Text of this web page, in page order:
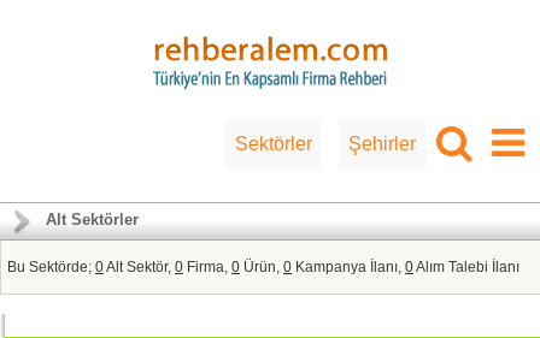
Sektörler Şehirler
Alt Sektörler
Bu Sektörde; 0Alt Sektör, 0 Firma, 0 Ürün, 0 Kampanya İlanı, 0Alım Talebi İlanı